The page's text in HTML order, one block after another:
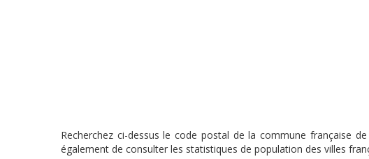
Recherchez ci-dessus le code postal de la commune française
également de consulter les statistiques de population des villes